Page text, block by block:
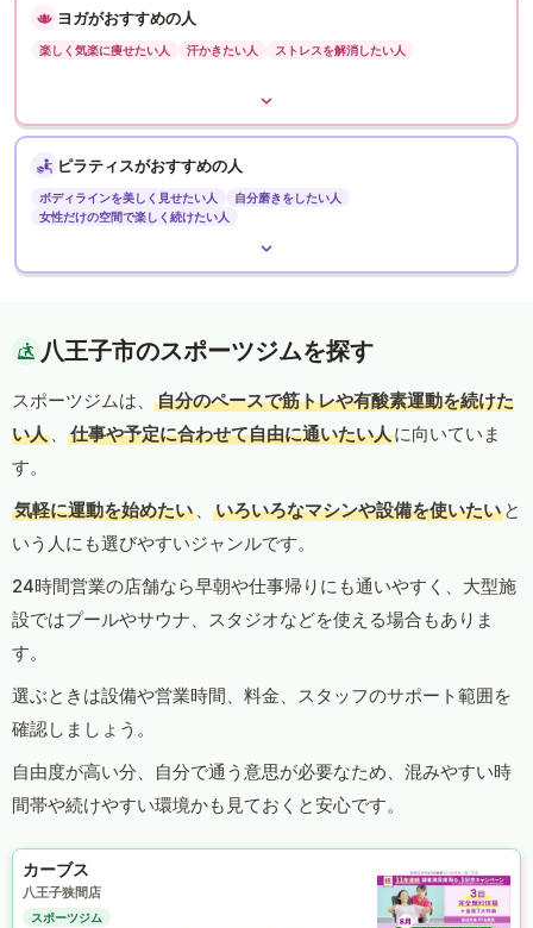
ヨガがおすすめの人
楽しく気楽に痩せたい人 汗かきたい人 ストレスを解消したい人
ピラティスがおすすめの人
ボディラインを美しく見せたい人
自分磨きをしたい人
女性だけの空間で楽しく続けたい人
八王子市のスポーツジムを探す
スポーツジムは、
自分のペースで筋トレや有酸素運動を続けた
い人 、 仕事や予定に合わせて自由に通いたい人に向いていま
す。
気軽に運動を始めたい 、 いろいろなマシンや設備を使いたい と
いう人にも選びやすいジャンルです。
24時間営業の店舗なら早朝や仕事帰りにも通いやすく、大型施
設ではプールやサウナ、スタジオなどを使える場合もありま
す。
選ぶときは設備や営業時間、料金、スタッフのサポート範囲を
確認しましょう。
自由度が高い分、自分で通う意思が必要なため、混みやすい時
間帯や続けやすい環境かも見ておくと安心です。
カーブス
八王子狭間店
スポーツジム